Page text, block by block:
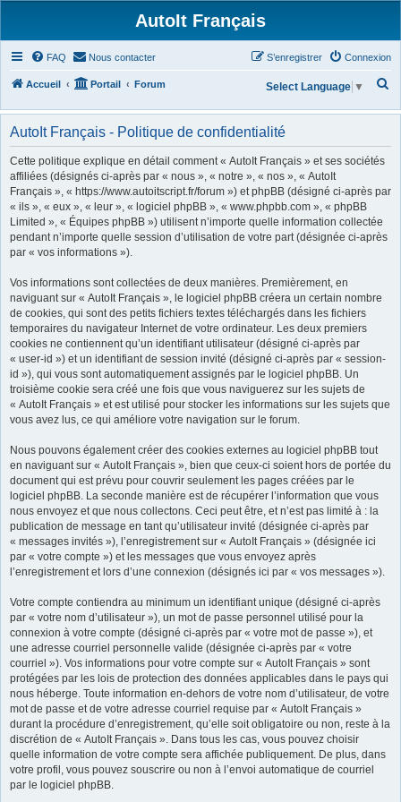
AutoIt Français
FAQ Nous contacter Connexion
S’enregistrer
Accueil Portail Forum
h
r
Select Language ▼
AutoIt Français - Politique de confidentialité
Cette politique explique en détail comment « AutoIt Français » et ses sociétés
affiliées (désignés ci-après par « nous », « notre », « nos », « AutoIt
Français », « https://www.autoitscript.fr/forum ») et phpBB (désigné ci-après par
« ils », « eux », « leur », « logiciel phpBB », « www.phpbb.com », « phpBB
Limited », « Équipes phpBB ») utilisent n’importe quelle information collectée
pendant n’importe quelle session d’utilisation de votre part (désignée ci-après
par « vos informations »).
Vos informations sont collectées de deux manières. Premièrement, en
naviguant sur « AutoIt Français », le logiciel phpBB créera un certain nombre
de cookies, qui sont des petits fichiers textes téléchargés dans les fichiers
temporaires du navigateur Internet de votre ordinateur. Les deux premiers
cookies ne contiennent qu’un identifiant utilisateur (désigné ci-après par
« user-id ») et un identifiant de session invité (désigné ci-après par « session-
id »), qui vous sont automatiquement assignés par le logiciel phpBB. Un
troisième cookie sera créé une fois que vous naviguerez sur les sujets de
« AutoIt Français » et est utilisé pour stocker les informations sur les sujets que
vous avez lus, ce qui améliore votre navigation sur le forum.
Nous pouvons également créer des cookies externes au logiciel phpBB tout
en naviguant sur « AutoIt Français », bien que ceux-ci soient hors de portée du
document qui est prévu pour couvrir seulement les pages créées par le
logiciel phpBB. La seconde manière est de récupérer l’information que vous
nous envoyez et que nous collectons. Ceci peut être, et n’est pas limité à : la
publication de message en tant qu’utilisateur invité (désignée ci-après par
« messages invités »), l’enregistrement sur « AutoIt Français » (désignée ici
par « votre compte ») et les messages que vous envoyez après
l’enregistrement et lors d’une connexion (désignés ici par « vos messages »).
Votre compte contiendra au minimum un identifiant unique (désigné ci-après
par « votre nom d’utilisateur »), un mot de passe personnel utilisé pour la
connexion à votre compte (désigné ci-après par « votre mot de passe »), et
une adresse courriel personnelle valide (désignée ci-après par « votre
courriel »). Vos informations pour votre compte sur « AutoIt Français » sont
protégées par les lois de protection des données applicables dans le pays qui
nous héberge. Toute information en-dehors de votre nom d’utilisateur, de votre
mot de passe et de votre adresse courriel requise par « AutoIt Français »
durant la procédure d’enregistrement, qu’elle soit obligatoire ou non, reste à la
discrétion de « AutoIt Français ». Dans tous les cas, vous pouvez choisir
quelle information de votre compte sera affichée publiquement. De plus, dans
votre profil, vous pouvez souscrire ou non à l’envoi automatique de courriel
par le logiciel phpBB.